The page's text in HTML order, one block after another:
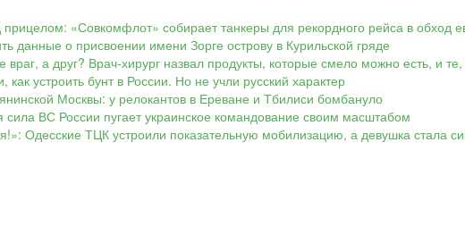
«Совкомфлот» собирает танкеры для рекордного рейса в обход
данные о присвоении имени Зорге острову в Курильской гряде
а друг? Врач-хирург назвал продукты, которые смело можно есть, и
устроить бунт в России. Но не учли русский характер
Москвы: у релокантов в Ереване и Тбилиси бомбануло
ВС России пугает украинское командование своим масштабом
Одесские ТЦК устроили показательную мобилизацию, а девушка стала